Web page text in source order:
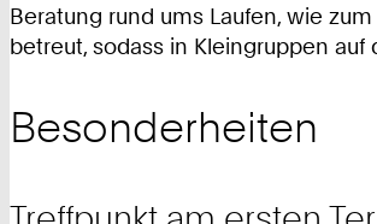
Beratung rund ums Laufen, wie
betreut, sodass in Kleingruppen
Besonderheiten